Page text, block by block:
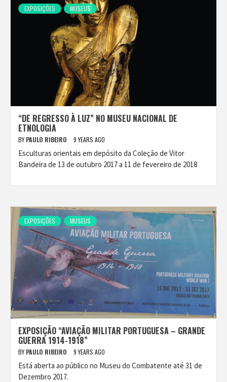
EXPOSIÇÕES MUSEUS
“DE REGRESSO À LUZ” NO MUSEU NACIONAL DE
ETNOLOGIA
BY PAULO RIBEIRO 9 YEARS AGO
Esculturas orientais em depósito da Coleção de Vitor
Bandeira de 13 de outubro 2017 a 11 de fevereiro de 2018
EXPOSIÇÕES MUSEUS
EXPOSIÇÃO “AVIAÇÃO MILITAR PORTUGUESA – GRANDE
GUERRA 1914-1918”
BY PAULO RIBEIRO 9 YEARS AGO
Está aberta ao público no Museu do Combatente até 31 de
Dezembro 2017.